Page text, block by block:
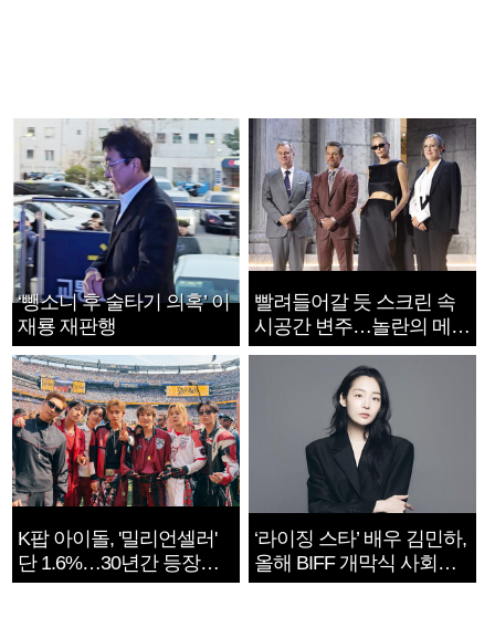
‘뺑소니 후 술타기 의혹’ 이
재룡 재판행
빨려들어갈 듯 스크린 속
시공간 변주…놀란의 메시
지는 ‘전쟁 속죄’
K팝 아이돌, '밀리언셀러'
단 1.6%…30년간 등장
1182개팀 전수조사
‘라이징 스타’ 배우 김민하,
올해 BIFF 개막식 사회자
확정